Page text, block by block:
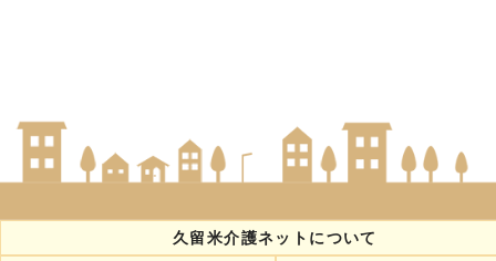
久留米介護ネットについて